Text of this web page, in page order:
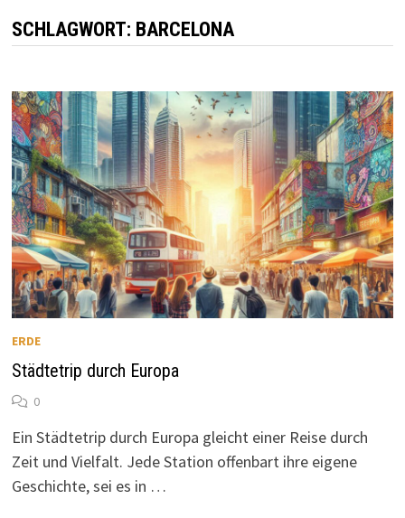
SCHLAGWORT: BARCELONA
ERDE
Städtetrip durch Europa
0
Ein Städtetrip durch Europa gleicht einer Reise durch
Zeit und Vielfalt. Jede Station offenbart ihre eigene
Geschichte, sei es in …